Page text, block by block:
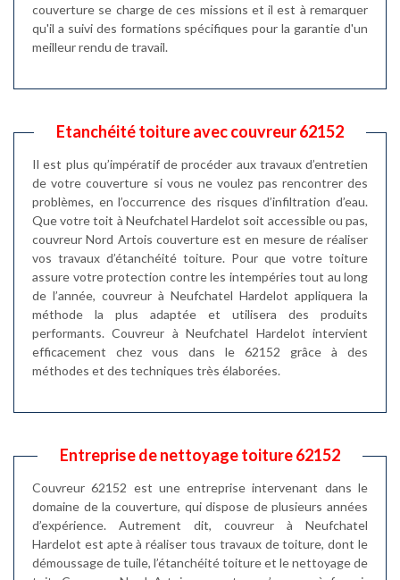
couverture se charge de ces missions et il est à remarquer
qu'il a suivi des formations spécifiques pour la garantie d'un
meilleur rendu de travail.
Etanchéité toiture avec couvreur 62152
Il est plus qu’impératif de procéder aux travaux d’entretien
de votre couverture si vous ne voulez pas rencontrer des
problèmes, en l’occurrence des risques d’infiltration d’eau.
Que votre toit à Neufchatel Hardelot soit accessible ou pas,
couvreur Nord Artois couverture est en mesure de réaliser
vos travaux d’étanchéité toiture. Pour que votre toiture
assure votre protection contre les intempéries tout au long
de l’année, couvreur à Neufchatel Hardelot appliquera la
méthode la plus adaptée et utilisera des produits
performants. Couvreur à Neufchatel Hardelot intervient
efficacement chez vous dans le 62152 grâce à des
méthodes et des techniques très élaborées.
Entreprise de nettoyage toiture 62152
Couvreur 62152 est une entreprise intervenant dans le
domaine de la couverture, qui dispose de plusieurs années
d’expérience. Autrement dit, couvreur à Neufchatel
Hardelot est apte à réaliser tous travaux de toiture, dont le
démoussage de tuile, l’étanchéité toiture et le nettoyage de